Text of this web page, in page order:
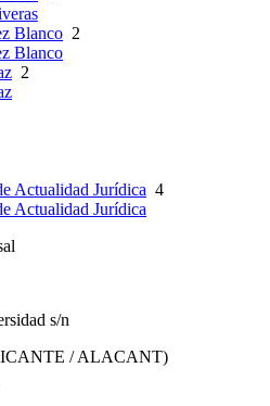
Blanco 2
Blanco
2
Actualidad Jurídica 4
Actualidad Jurídica
s/n
/ ALACANT)